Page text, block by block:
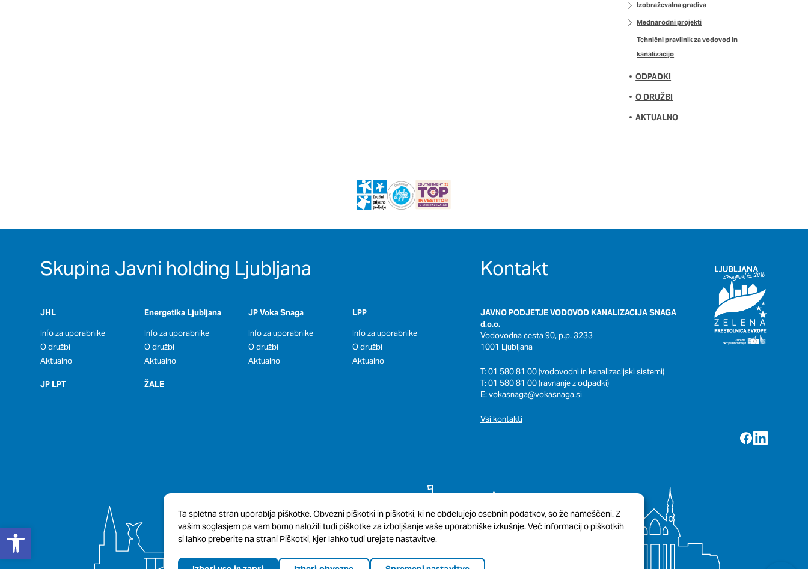
Izobraževalna gradiva
Mednarodni projekti
Tehnični pravilnik za vodovod in
kanalizacijo
ODPADKI
O DRUŽBI
AKTUALNO
Skupina Javni holding Ljubljana
JHL
Info za uporabnike
O družbi
Aktualno
Energetika Ljubljana
Info za uporabnike
O družbi
Aktualno
JP LPT ŽALE
JP Voka Snaga
Info za uporabnike
O družbi
Aktualno
LPP
Info za uporabnike
O družbi
Aktualno
Kontakt
JAVNO PODJETJE VODOVOD KANALIZACIJA SNAGA
d.o.o.
Vodovodna cesta 90, p.p. 3233
1001 Ljubljana
T: 01 580 81 00 (vodovodni in kanalizacijski sistemi)
T: 01 580 81 00 (ravnanje z odpadki)
E:vokasnaga@vokasnaga.si
Vsi kontakti
Ta spletna stran uporablja piškotke. Obvezni piškotki in piškotki, ki ne obdelujejo osebnih podatkov, so že nameščeni. Z
vašim soglasjem pa vam bomo naložili tudi piškotke za izboljšanje vaše uporabniške izkušnje. Več informacij o piškotkih
si lahko preberite na strani Piškotki, kjer lahko tudi urejate nastavitve.
Open toolbar